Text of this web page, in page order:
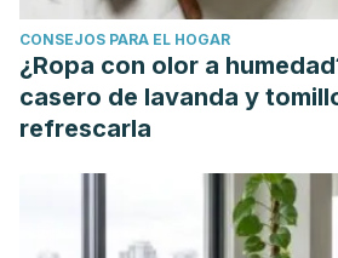
CONSEJOS PARA EL HOGAR
¿Ropa con olor a
casero de lavanda y
refrescarla